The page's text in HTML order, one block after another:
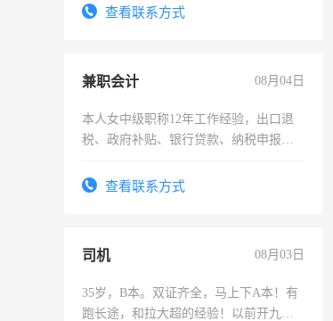
查看联系方式
兼职会计 08月04日
本人女中级职称12年工作经验，出口退
税、政府补贴、银行贷款、纳税申报、
务，财务咨询等业务。欲求兼职会计工
查看联系方式
司机 08月03日
35岁，B本。双证齐全，马上下A本！有
跑长途，和拉大超的经验！以前开九米